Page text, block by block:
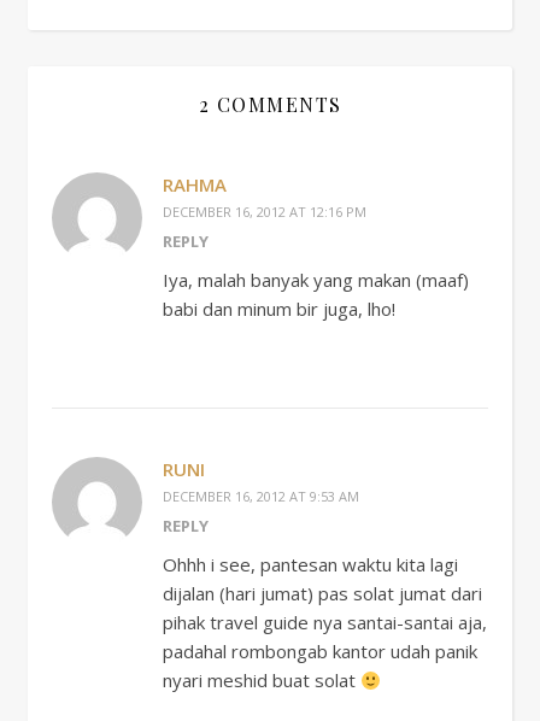
2 COMMENTS
RAHMA
DECEMBER 16, 2012 AT 12:16 PM
REPLY
Iya, malah banyak yang makan (maaf)
babi dan minum bir juga, lho!
RUNI
DECEMBER 16, 2012 AT 9:53 AM
REPLY
Ohhh i see, pantesan waktu kita lagi
dijalan (hari jumat) pas solat jumat dari
pihak travel guide nya santai-santai aja,
padahal rombongab kantor udah panik
nyari meshid buat solat